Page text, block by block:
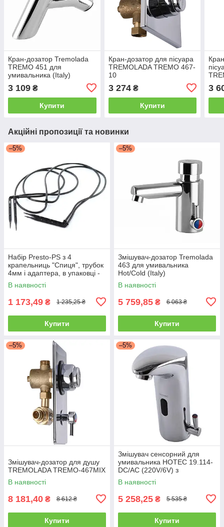
Кран-дозатор Tremolada
ТREMO 451 для
умивальника (Italy)
3 109 ₴
Купити
Кран-дозатор для пісуара
TREMOLADA ТREMO 467-
10
3 274₴
Купити
3
Акційні пропозиції та новинки
–5%
Набір Presto-PS з 4
крапельниць "Спиця", трубок
4мм і адаптера, в упаковці -
25 шт. (2142)
В наявності
1 173,49 ₴ 1 235,25 ₴
Купити
–5%
Змішувач-дозатор Tremolada
463 для умивальника
Hot/Cold (Italy)
В наявності
5 759,85 ₴ 6 063 ₴
Купити
–5%
Змішувач-дозатор для душу
TREMOLADA ТREMO-467MIX
В наявності
8 181,40 ₴ 8 612 ₴
Купити
–5%
Змішувач сенсорний для
умивальника HOTEC 19.114-
DC/AC (220V/6V) з
трансформатором,латунний
Hot/Cold
В наявності
5 258,25 ₴ 5 535 ₴
Купити